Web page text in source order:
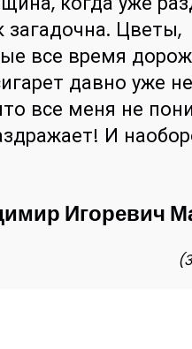
загадочна. Цветы,
все время
давно уже
все меня не
И
Игоревич